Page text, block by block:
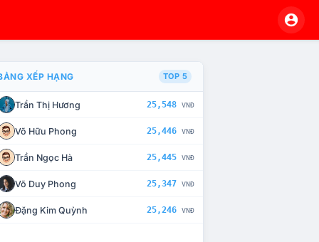
CHẾ TÀI XỬ LÝ VI PHẠM
XẾP HẠNG TOP 5
Trần Thị Hương 25,548 VNĐ
Võ Hữu Phong 25,446 VNĐ
Trần Ngọc Hà 25,445 VNĐ
Võ Duy Phong 25,347 VNĐ
Đặng Kim Quỳnh 25,246 VNĐ